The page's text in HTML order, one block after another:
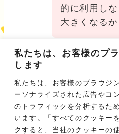
私たちは、お客様のプ
します
私たちは、お客様のブラウジ
ーソナライズされた広告やコ
のトラフィックを分析するた
います。「すべてのクッキー
クすると、当社のクッキーの
的に利用し
大きくなるか
出典：カウール「アイ・キャッ
②少額で利用できな